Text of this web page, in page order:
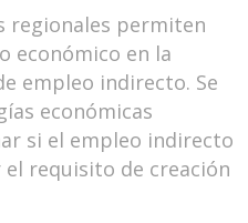
regionales permiten
económico en la
empleo indirecto. Se
económicas
si el empleo indirecto
requisito de creación